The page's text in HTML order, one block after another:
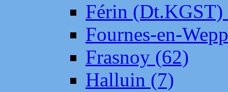
Férin (Dt.KGST)
Fournes-en-
Frasnoy (62)
Halluin (7)